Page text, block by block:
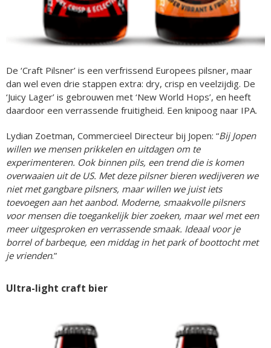
De ‘Craft Pilsner’ is een verfrissend Europees pilsner, maar
dan wel even drie stappen extra: dry, crisp en veelzijdig. De
‘Juicy Lager’ is gebrouwen met ‘New World Hops’, en heeft
daardoor een verrassende fruitigheid. Een knipoog naar IPA.
Lydian Zoetman, Commercieel Directeur bij Jopen: “Bij Jopen
willen we mensen prikkelen en uitdagen om te
experimenteren. Ook binnen pils, een trend die is komen
overwaaien uit de US. Met deze pilsner bieren wedijveren we
niet met gangbare pilsners, maar willen we juist iets
toevoegen aan het aanbod. Moderne, smaakvolle pilsners
voor mensen die toegankelijk bier zoeken, maar wel met een
meer uitgesproken en verrassende smaak. Ideaal voor je
borrel of barbeque, een middag in het park of boottocht met
je vrienden.”
Ultra-light craft bier